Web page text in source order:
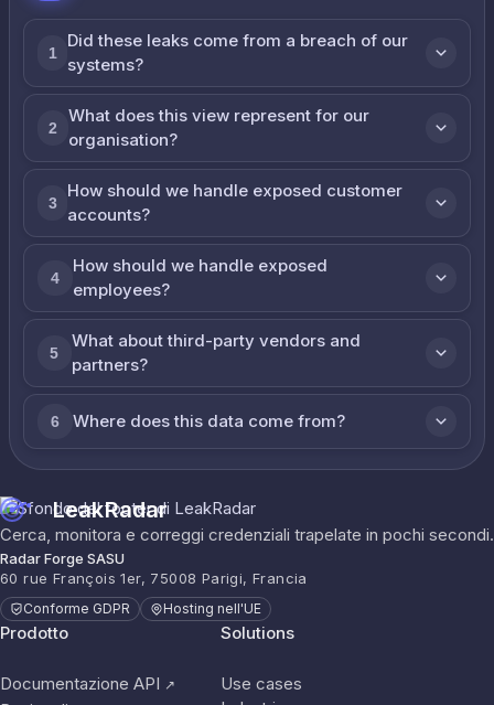
1
Did these leaks come from a breach of our
systems?
2
What does this view represent for our
organisation?
3
How should we handle exposed customer
accounts?
4
How should we handle exposed
employees?
5
What about third-party vendors and
partners?
6 Where does this data come from?
LeakRadar
Cerca, monitora e correggi credenziali trapelate in pochi secondi.
Radar Forge SASU
60 rue François 1er, 75008 Parigi, Francia
Conforme GDPR Hosting nell'UE
Prodotto
Documentazione API ↗
Solutions
Use cases